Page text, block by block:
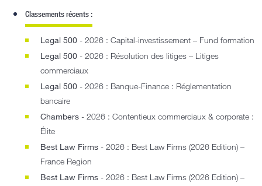
Classements récents :
Legal 500 - 2026 : Capital-investissement – Fund formation
Legal 500 - 2026 : Résolution des litiges – Litiges
commerciaux
Legal 500 - 2026 : Banque-Finance : Réglementation
bancaire
Chambers - 2026 : Contentieux commerciaux & corporate :
Élite
Best Law Firms - 2026 : Best Law Firms (2026 Edition) –
France Region
Best Law Firms - 2026 : Best Law Firms (2026 Edition) –